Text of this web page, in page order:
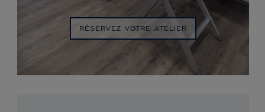
RÉSERVEZ VOTRE ATELIER